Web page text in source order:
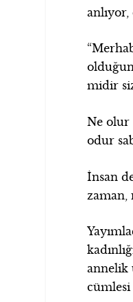
midir
Ne olur
odur
İnsan
zaman,
annelik